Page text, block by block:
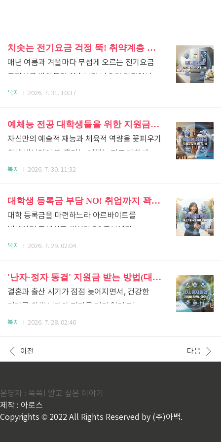
치솟는 전기요금 걱정 뚝! 취약계층 고효율가전 구매지원 사업 완벽 가이드
매년 여름과 겨울마다 무섭게 오르는 전기요금
고지서를 받아들면 한숨부터 나오기 마련입니다.
특히 사회적 배려가 필요한 취약계층에게는
없는데요.정부에서는 에너지 비용 부담을
근본적으로 덜어주기 위해 노후된 가전제품을
에너지 1등급 제품으로 바꿀 때 구매 비용의
쉽게 정리해 드릴게요!1. 취약계층 고효율가전
구매지원 사업이란?에너지 취약계층 가정을
고효율 제품(에너지 소비효율 1등급 등)으로
지원 한도 내 금액)을 국가에서 지원·환급해 주는
..
복지 2026. 7. 31. 10:37
예체능 전공 대학생들을 위한 지원금(예술체육 비전장학금 총정리)
자신만의 예술적 재능과 체육적 역량을 꽃피우기
위해 밤낮없이 땀 흘리는 예체능 전공 대학생들!
악기 구입비, 레슨비, 훈련 장비 비용 등
걱정 때문에 학업에 온전히 집중하기 어려운
경우가 많습니다.정부에서는 대한민국 문화·
예술계와 체육계를 이끌어갈 우수한 인재들이
구체적인 혜택과 신청 방법까지 아주 쉽게
정리해 드릴게요!1. 예술체육 비전장학금은 어떤
잠재력과 재능을 가진 대학생들을 발굴하여
기량을 갈고닦을 수 있도록 지원하는
복지 2026. 7. 30. 11:32
대학생 등록금 부담 NO! 취업까지 꽉 잡아주는 '중소기업 취업연계 장학사업'
대학 등록금을 마련하느라 아르바이트를
병행하며 고생하고 계신가요? 공부에만
집중하고 싶어도 경제적인 부담 때문에 마음
문턱을 넘는 일까지 생각하면 걱정이 산더미처럼
쌓입니다. 정부에서는 대학생들의 학비 부담을
화끈하게 덜어주고, 졸업 후에는 튼튼한 중소·
혜택을 받을 수 있고 구체적으로 어떤 지원이
중소기업 취업연계 장학사업은 어떤
제도인가요?중소기업에 취업(또는 창업)을
희망하는 대학생들을 지원하여 등록금 부담을
복지 2026. 7. 29. 02:04
'난자·정자 동결' 지원금 받는 방법(대상자, 비용 알아보기)
결혼과 출산 시기가 점점 늦어지면서, 건강한
미래를 위해 난자와 정자를 미리 얼려두는
분들이 아주 많아졌습니다. 하지만 비용 부담
신혼부부들도 적지 않은데요.정부와
지자체에서는 난임으로 이어질 수 있는 위험을
바라는 분들의 경제적 부담을 덜어주기 위해
'난자·정자 동결 시술 지원사업'을 든든하게
펼치고 있습니다. 어떤 분들이 지원을 받을 수
복지 2026. 7. 28. 02:46
이전 다음
운영자 : 쏙쏙! 알고 싶은 이야기
제작 : 아로스
Copyrights © 2022 All Rights Reserved by (주)아백.